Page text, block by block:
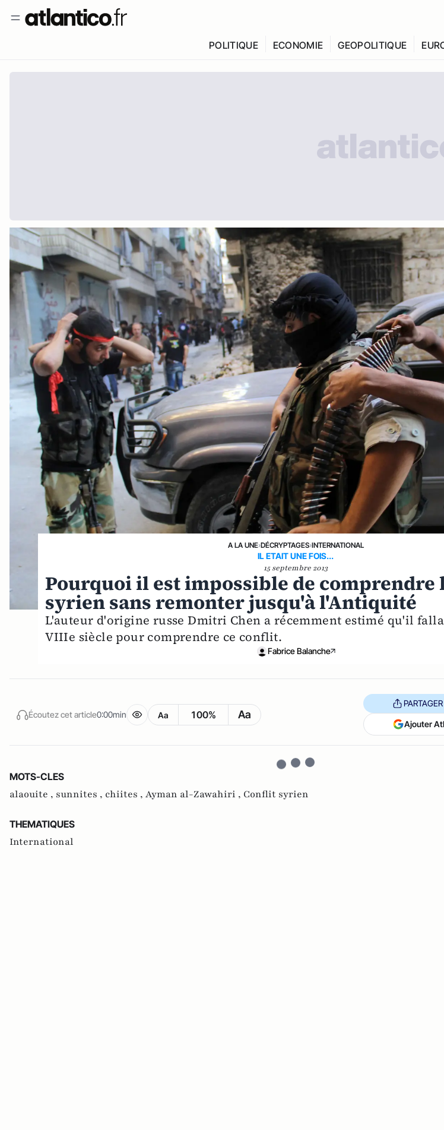
POLITIQUE ECONOMIE GEOPOLITIQUE
A LA UNE›DÉCRYPTAGES›INTERNATIONAL
IL ETAIT UNE FOIS...
15 septembre 2013
Pourquoi il est impossible de comprendre
syrien sans remonter jusqu'à l'Antiquité
L'auteur d'origine russe Dmitri Chen a récemment estimé qu'il
VIIIe siècle pour comprendre ce conflit.
Fabrice Balanche
Écoutez cet article0:00min Aa 100% Aa
PARTAGER
Ajouter
MOTS-CLES
alaouite , sunnites , chiites , Ayman al-Zawahiri , Conflit syrien
THEMATIQUES
International